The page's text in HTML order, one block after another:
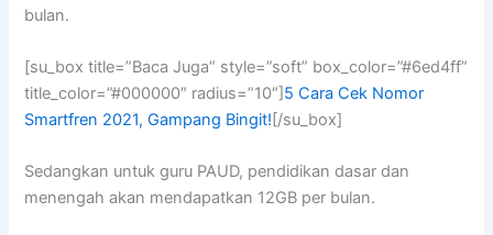
bulan.
[su_box title=”Baca Juga” style=”soft” box_color=”#6ed4ff”
title_color=”#000000″ radius=”10″]5 Cara Cek Nomor
Smartfren 2021, Gampang Bingit! [/su_box]
Sedangkan untuk guru PAUD, pendidikan dasar dan
menengah akan mendapatkan 12GB per bulan.